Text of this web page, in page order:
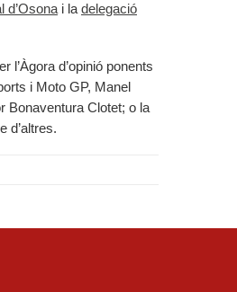
d’Osona i la delegació
l’Àgora d’opinió ponents
i Moto GP, Manel
Bonaventura Clotet; o la
d’altres.